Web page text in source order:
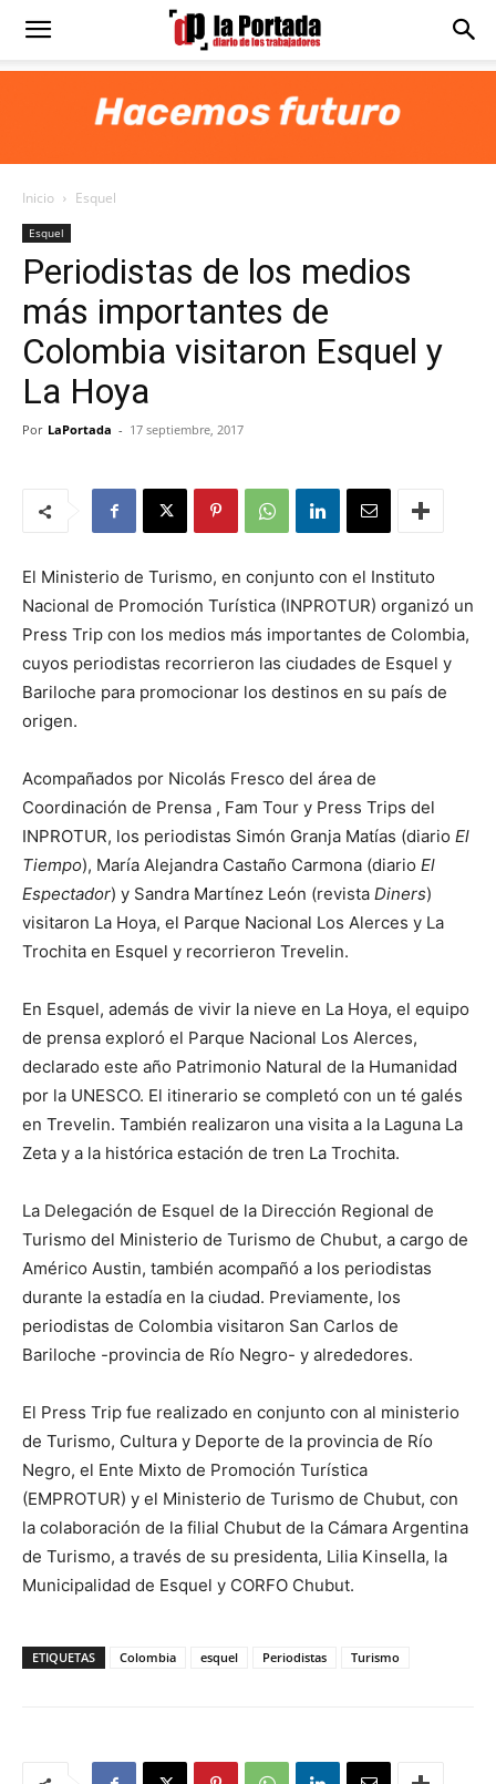
Diario
Portada
Inicio Esquel
Esquel
Periodistas de los medios
más importantes de
Colombia visitaron Esquel y
La Hoya
Por LaPortada - 17 septiembre, 2017
El Ministerio de Turismo, en conjunto con el Instituto
Nacional de Promoción Turística (INPROTUR) organizó un
Press Trip con los medios más importantes de Colombia,
cuyos periodistas recorrieron las ciudades de Esquel y
Bariloche para promocionar los destinos en su país de
origen.
Acompañados por Nicolás Fresco del área de
Coordinación de Prensa , Fam Tour y Press Trips del
INPROTUR, los periodistas Simón Granja Matías (diario El
Tiempo), María Alejandra Castaño Carmona (diario El
Espectador) y Sandra Martínez León (revista Diners)
visitaron La Hoya, el Parque Nacional Los Alerces y La
Trochita en Esquel y recorrieron Trevelin.
En Esquel, además de vivir la nieve en La Hoya, el equipo
de prensa exploró el Parque Nacional Los Alerces,
declarado este año Patrimonio Natural de la Humanidad
por la UNESCO. El itinerario se completó con un té galés
en Trevelin. También realizaron una visita a la Laguna La
Zeta y a la histórica estación de tren La Trochita.
La Delegación de Esquel de la Dirección Regional de
Turismo del Ministerio de Turismo de Chubut, a cargo de
Américo Austin, también acompañó a los periodistas
durante la estadía en la ciudad. Previamente, los
periodistas de Colombia visitaron San Carlos de
Bariloche -provincia de Río Negro- y alrededores.
El Press Trip fue realizado en conjunto con al ministerio
de Turismo, Cultura y Deporte de la provincia de Río
Negro, el Ente Mixto de Promoción Turística
(EMPROTUR) y el Ministerio de Turismo de Chubut, con
la colaboración de la filial Chubut de la Cámara Argentina
de Turismo, a través de su presidenta, Lilia Kinsella, la
Municipalidad de Esquel y CORFO Chubut.
ETIQUETAS Colombia esquel Periodistas Turismo